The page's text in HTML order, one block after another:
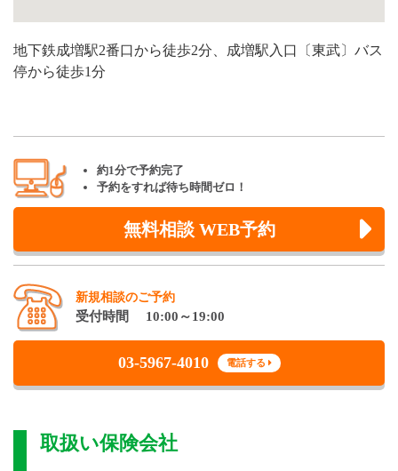
地下鉄成増駅2番口から徒歩2分、成増駅入口〔東武〕バス
停から徒歩1分
約1分で予約完了
予約をすれば待ち時間ゼロ！
無料相談 WEB予約
新規相談のご予約
受付時間 10:00～19:00
03-5967-4010 電話する
取扱い保険会社